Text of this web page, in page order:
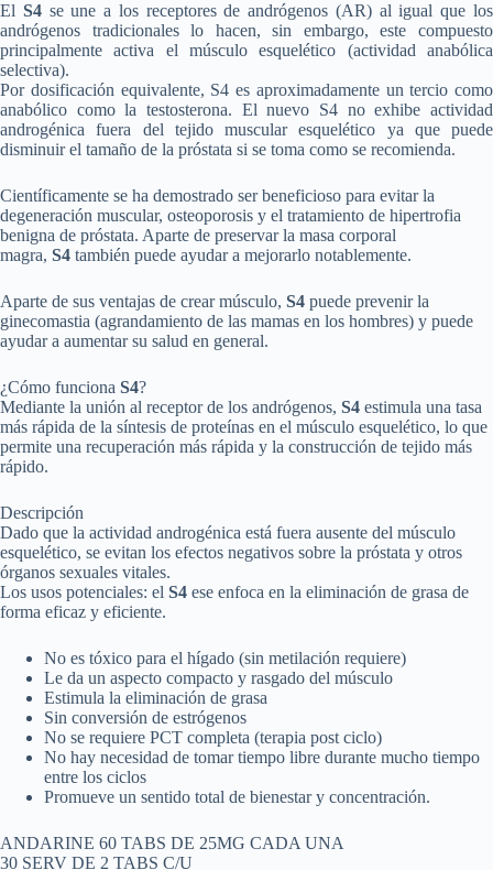
El S4se une a los receptores de andrógenos (AR) al igual que los
andrógenos tradicionales lo hacen, sin embargo, este compuesto
principalmente activa el músculo esquelético (actividad anabólica
selectiva).
Por dosificación equivalente, S4 es aproximadamente un tercio como
anabólico como la testosterona. El nuevo S4 no exhibe actividad
androgénica fuera del tejido muscular esquelético ya que puede
disminuir el tamaño de la próstata si se toma como se recomienda.
Científicamente se ha demostrado ser beneficioso para evitar la
degeneración muscular, osteoporosis y el tratamiento de hipertrofia
benigna de próstata. Aparte de preservar la masa corporal
magra, S4 también puede ayudar a mejorarlo notablemente.
Aparte de sus ventajas de crear músculo, S4 puede prevenir la
ginecomastia (agrandamiento de las mamas en los hombres) y puede
ayudar a aumentar su salud en general.
¿Cómo funciona S4?
Mediante la unión al receptor de los andrógenos, S4 estimula una tasa
más rápida de la síntesis de proteínas en el músculo esquelético, lo que
permite una recuperación más rápida y la construcción de tejido más
rápido.
Descripción
Dado que la actividad androgénica está fuera ausente del músculo
esquelético, se evitan los efectos negativos sobre la próstata y otros
órganos sexuales vitales.
Los usos potenciales: el S4 ese enfoca en la eliminación de grasa de
forma eficaz y eficiente.
No es tóxico para el hígado (sin metilación requiere)
Le da un aspecto compacto y rasgado del músculo
Estimula la eliminación de grasa
Sin conversión de estrógenos
No se requiere PCT completa (terapia post ciclo)
No hay necesidad de tomar tiempo libre durante mucho tiempo
entre los ciclos
Promueve un sentido total de bienestar y concentración.
ANDARINE 60 TABS DE 25MG CADA UNA
30 SERV DE 2 TABS C/U